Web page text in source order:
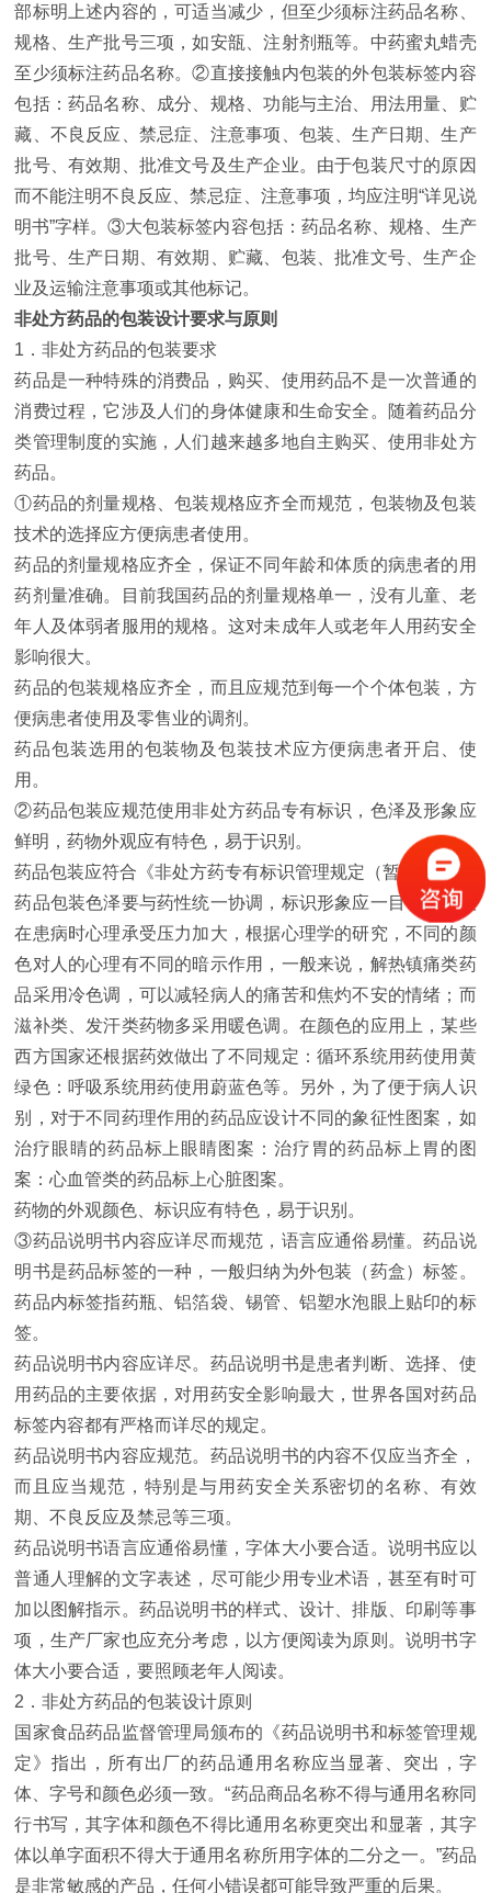
部标明上述内容的，可适当减少，但至少须标注药品名称、
规格、生产批号三项，如安瓿、注射剂瓶等。中药蜜丸蜡壳
至少须标注药品名称。②直接接触内包装的外包装标签内容
包括：药品名称、成分、规格、功能与主治、用法用量、贮
藏、不良反应、禁忌症、注意事项、包装、生产日期、生产
批号、有效期、批准文号及生产企业。由于包装尺寸的原因
而不能注明不良反应、禁忌症、注意事项，均应注明“详见说
明书”字样。③大包装标签内容包括：药品名称、规格、生产
批号、生产日期、有效期、贮藏、包装、批准文号、生产企
业及运输注意事项或其他标记。
非处方药品的包装设计要求与原则
1．非处方药品的包装要求
药品是一种特殊的消费品，购买、使用药品不是一次普通的
消费过程，它涉及人们的身体健康和生命安全。随着药品分
类管理制度的实施，人们越来越多地自主购买、使用非处方
药品。
①药品的剂量规格、包装规格应齐全而规范，包装物及包装
技术的选择应方便病患者使用。
药品的剂量规格应齐全，保证不同年龄和体质的病患者的用
药剂量准确。目前我国药品的剂量规格单一，没有儿童、老
年人及体弱者服用的规格。这对未成年人或老年人用药安全
影响很大。
药品的包装规格应齐全，而且应规范到每一个个体包装，方
便病患者使用及零售业的调剂。
药品包装选用的包装物及包装技术应方便病患者开启、使
用。
②药品包装应规范使用非处方药品专有标识，色泽及形象应
鲜明，药物外观应有特色，易于识别。
药品包装应符合《非处方药专有标识管理规定（暂行）》。
药品包装色泽要与药性统一协调，标识形象应一目了然。人
在患病时心理承受压力加大，根据心理学的研究，不同的颜
色对人的心理有不同的暗示作用，一般来说，解热镇痛类药
品采用冷色调，可以减轻病人的痛苦和焦灼不安的情绪；而
滋补类、发汗类药物多采用暖色调。在颜色的应用上，某些
西方国家还根据药效做出了不同规定：循环系统用药使用黄
绿色：呼吸系统用药使用蔚蓝色等。另外，为了便于病人识
别，对于不同药理作用的药品应设计不同的象征性图案，如
治疗眼睛的药品标上眼睛图案：治疗胃的药品标上胃的图
案：心血管类的药品标上心脏图案。
药物的外观颜色、标识应有特色，易于识别。
③药品说明书内容应详尽而规范，语言应通俗易懂。药品说
明书是药品标签的一种，一般归纳为外包装（药盒）标签。
药品内标签指药瓶、铝箔袋、锡管、铝塑水泡眼上贴印的标
签。
药品说明书内容应详尽。药品说明书是患者判断、选择、使
用药品的主要依据，对用药安全影响最大，世界各国对药品
标签内容都有严格而详尽的规定。
药品说明书内容应规范。药品说明书的内容不仅应当齐全，
而且应当规范，特别是与用药安全关系密切的名称、有效
期、不良反应及禁忌等三项。
药品说明书语言应通俗易懂，字体大小要合适。说明书应以
普通人理解的文字表述，尽可能少用专业术语，甚至有时可
加以图解指示。药品说明书的样式、设计、排版、印刷等事
项，生产厂家也应充分考虑，以方便阅读为原则。说明书字
体大小要合适，要照顾老年人阅读。
2．非处方药品的包装设计原则
国家食品药品监督管理局颁布的《药品说明书和标签管理规
定》指出，所有出厂的药品通用名称应当显著、突出，字
体、字号和颜色必须一致。“药品商品名称不得与通用名称同
行书写，其字体和颜色不得比通用名称更突出和显著，其字
体以单字面积不得大于通用名称所用字体的二分之一。”药品
是非常敏感的产品，任何小错误都可能导致严重的后果。